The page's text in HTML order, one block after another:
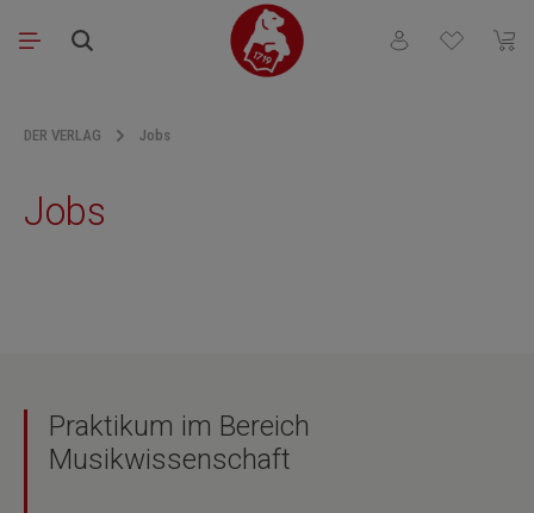
Zum Hauptinhalt springen
Du hast 0
DER VERLAG Jobs
Jobs
Praktikum im Bereich
Musikwissenschaft